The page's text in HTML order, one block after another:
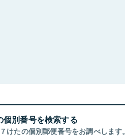
個別番号を検索する
けたの個別郵便番号をお調べします。